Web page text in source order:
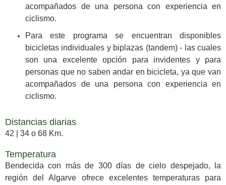
acompañados de una persona con experiencia en
ciclismo.
Para este programa se encuentran disponibles
bicicletas individuales y biplazas (tandem) - las cuales
son una excelente opción para invidentes y para
personas que no saben andar en bicicleta, ya que van
acompañados de una persona con experiencia en
ciclismo.
Distancias diarias
42 | 34 o 68 Km.
Temperatura
Bendecida con más de 300 días de cielo despejado, la
región del Algarve ofrece excelentes temperaturas para